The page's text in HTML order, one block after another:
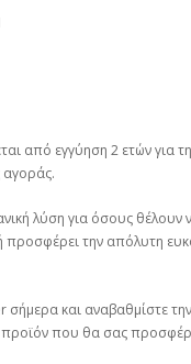
από εγγύηση 2 ετών για
αγοράς.
λύση για όσους
την απόλυτη
και αναβαθμίστε
προϊόν που θα σας